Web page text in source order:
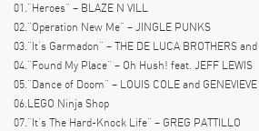
01.“Heroes” – BLAZE N VILL
02.“Operation New Me” – JINGLE PUNKS
03.“It’s Garmadon” – THE DE LUCA BROTHERS
04.“Found My Place” – Oh Hush! feat. JEFF LEWIS
05.“Dance of Doom” – LOUIS COLE and GENEVIEVE
06.LEGO Ninja Shop
07.“It’s The Hard-Knock Life” – GREG PATTILLO